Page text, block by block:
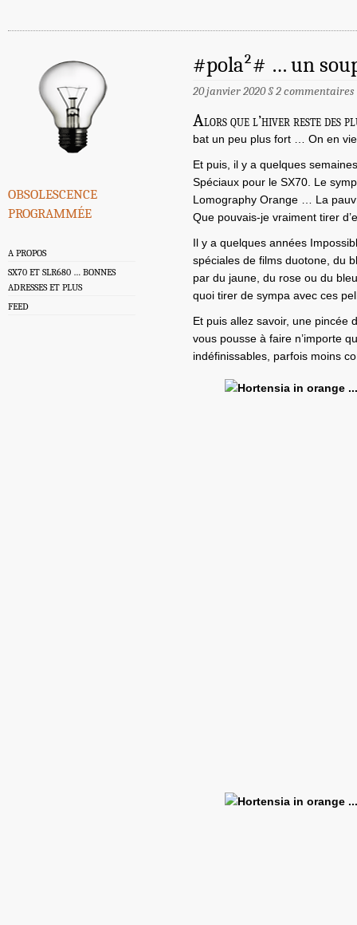
obsolescence
programmée
A PROPOS
SX70 ET SLR680 … BONNES
ADRESSES ET PLUS
FEED
#pola²# … un
20 janvier 2020§2 commentaires
Alors que l’hiver reste des
bat un peu plus fort … On en
Et puis, il y a quelques
Spéciaux pour le SX70. Le
Lomography Orange … La
Que pouvais-je vraiment tirer
Il y a quelques années
spéciales de films duotone, du
par du jaune, du rose ou du
quoi tirer de sympa avec ces
Et puis allez savoir, une pincée
vous pousse à faire n’importe
indéfinissables, parfois moins